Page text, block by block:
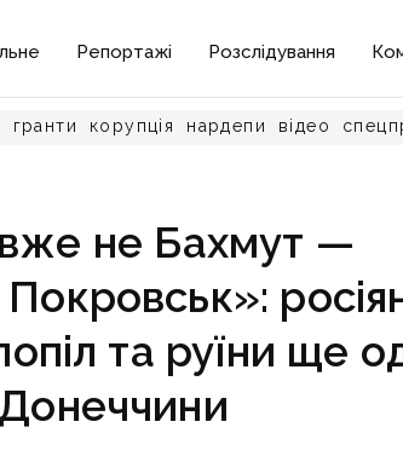
Репортажі Розслідування
гранти корупція нардепи відео
не Бахмут —
та руїни ще